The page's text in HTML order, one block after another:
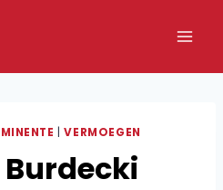
|VERMOEGEN